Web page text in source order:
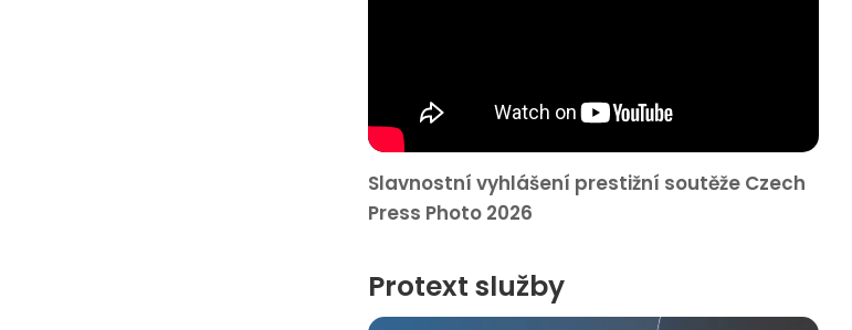
Slavnostní vyhlášení prestižní soutěže Czech
Press Photo 2026
Protext služby